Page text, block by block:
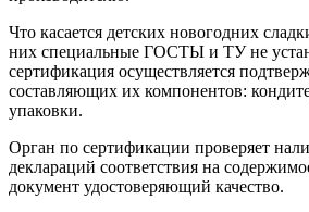
Что касается детских новогодних
них специальные ГОСТЫ и ТУ не
сертификация осуществляется
составляющих их компонентов:
упаковки.
Орган по сертификации проверяет
деклараций соответствия на
документ удостоверяющий качество.